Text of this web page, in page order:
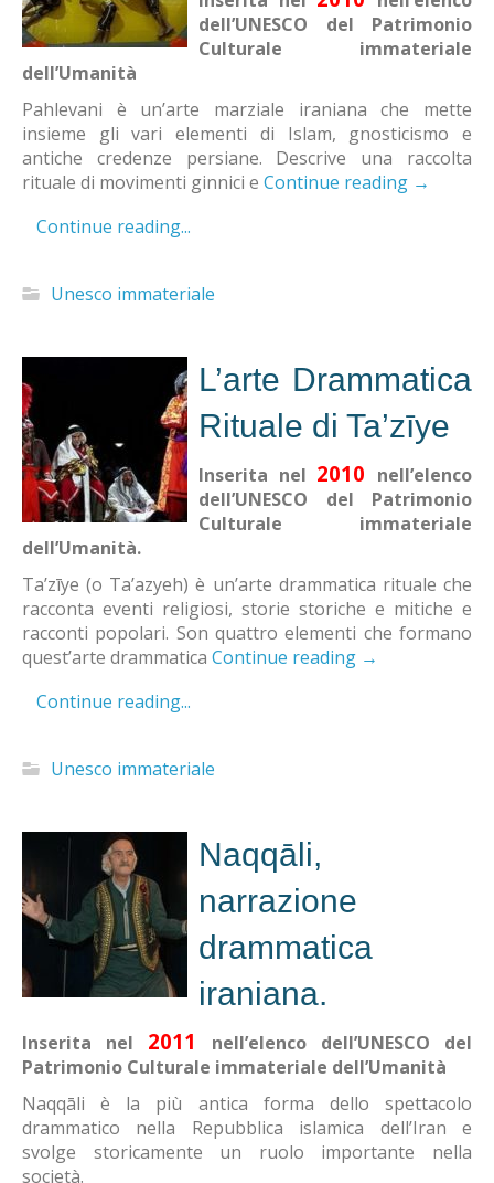
dell’UNESCO del Patrimonio
Culturale immateriale
dell’Umanità
Pahlevani è un’arte marziale iraniana che mette
insieme gli vari elementi di Islam, gnosticismo e
antiche credenze persiane. Descrive una raccolta
rituale di movimenti ginnici e Continue reading →
Continue reading...
Unesco immateriale
L’arte Drammatica
Rituale di Ta’zīye
Inserita nel 2010 nell’elenco
dell’UNESCO del Patrimonio
Culturale immateriale
dell’Umanità.
Ta’zīye (o Ta’azyeh) è un’arte drammatica rituale che
racconta eventi religiosi, storie storiche e mitiche e
racconti popolari. Son quattro elementi che formano
quest’arte drammatica Continue reading →
Continue reading...
Unesco immateriale
Naqqāli,
narrazione
drammatica
iraniana.
Inserita nel 2011
nell’elenco dell’UNESCO del
Patrimonio Culturale immateriale dell’Umanità
Naqqāli è la più antica forma dello spettacolo
drammatico nella Repubblica islamica dell’Iran e
svolge storicamente un ruolo importante nella
società.